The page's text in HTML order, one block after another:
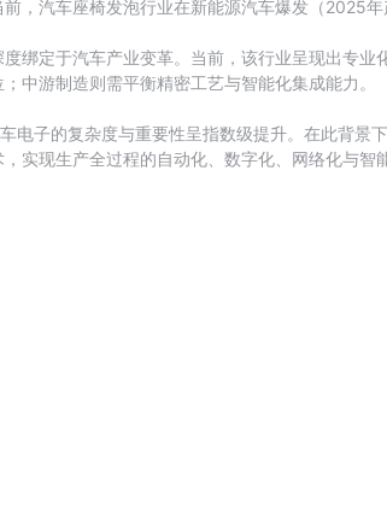
，汽车座椅发泡行业在新能源汽车爆发（2025
绑定于汽车产业变革。当前，该行业呈现出专
中游制造则需平衡精密工艺与智能化集成能力。
子的复杂度与重要性呈指数级提升。在此背景
实现生产全过程的自动化、数字化、网络化与